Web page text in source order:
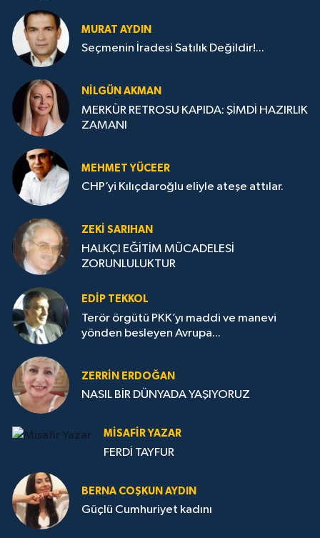
MURAT AYDIN
Seçmenin İradesi Satılık Değildir!...
NILGÜN AKMAN
MERKÜR RETROSU KAPIDA: ŞİMDİ HAZIRLIK
ZAMANI
MEHMET YÜCEER
CHP’yi Kılıçdaroğlu eliyle ateşe attılar.
ZEKI SARIHAN
HALKÇI EĞİTİM MÜCADELESİ
ZORUNLULUKTUR
EDIP TEKKOL
Terör örgütü PKK’yı maddi ve manevi
yönden besleyen Avrupa...
ZERRIN ERDOĞAN
NASIL BİR DÜNYADA YAŞIYORUZ
MISAFIR YAZAR
FERDİ TAYFUR
BERNA COŞKUN AYDIN
Güçlü Cumhuriyet kadını